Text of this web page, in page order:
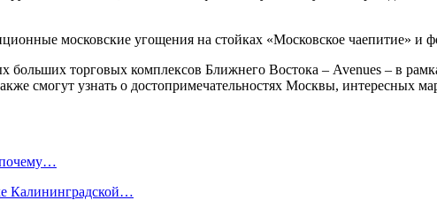
московские угощения на стойках «Московское чаепитие»
больших торговых комплексов Ближнего Востока – Avenues – в
смогут узнать о достопримечательностях Москвы, интересных
Калининградской…